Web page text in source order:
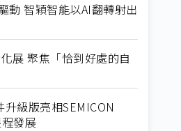
動 智穎智能以AI翻轉射出
展 聚焦「恰到好處的自
級版亮相SEMICON
發展